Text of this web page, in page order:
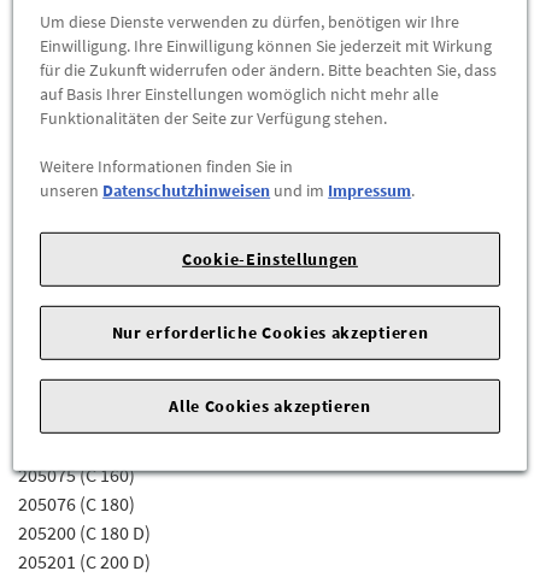
passt?
Kein Problem. Senden Sieuns die komplette
Fahrgestellnummer Ihres Fahrzeugs, wir prüfen für Sie, ob das
Teil passt.
Zum Beispiel passend (kann Ausstattung- oder
Fahrgestellnummer Abhängig sein) für die Mercedes-Benz
Modelle:
205001 (C 200 D)
205003 (C 220 BLUETEC / D BE EDITION)
205036 (C 180 BLUETEC / D)
205037 (C 200 BLUETEC / D)
205075 (C 160)
205076 (C 180)
205200 (C 180 D)
205201 (C 200 D)
Um diese Dienste verwenden zu dürfen, benötigen wir Ihre
Einwilligung. Ihre Einwilligung können Sie jederzeit mit Wirkung
für die Zukunft widerrufen oder ändern. Bitte beachten Sie, dass
auf Basis Ihrer Einstellungen womöglich nicht mehr alle
Funktionalitäten der Seite zur Verfügung stehen.
Weitere Informationen finden Sie in
unseren Datenschutzhinweisen und im Impressum.
Cookie-Einstellungen
Nur erforderliche Cookies akzeptieren
Alle Cookies akzeptieren